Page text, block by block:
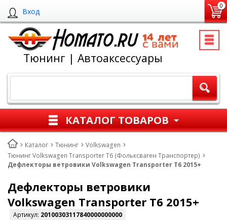
Вход
0
Тюнинг | Автоаксессуары
КАТАЛОГ ТОВАРОВ
Каталог Тюнинг
Volkswagen
Тюнинг Volkswagen Transporter T6 (Фольксваген Транспортер)
Дефлекторы ветровики Volkswagen Transporter T6 2015+
Дефлекторы ветровики
Volkswagen Transporter T6 2015+
Артикул: 20100303117840000000000